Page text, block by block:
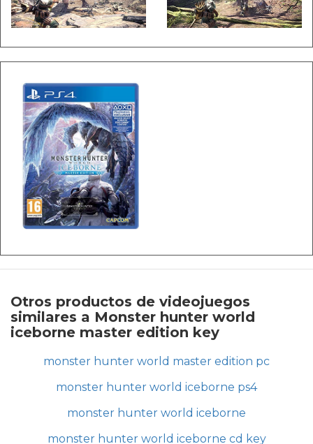
Otros productos de videojuegos
similares a Monster hunter world
iceborne master edition key
monster hunter world master edition pc
monster hunter world iceborne ps4
monster hunter world iceborne
monster hunter world iceborne cd key